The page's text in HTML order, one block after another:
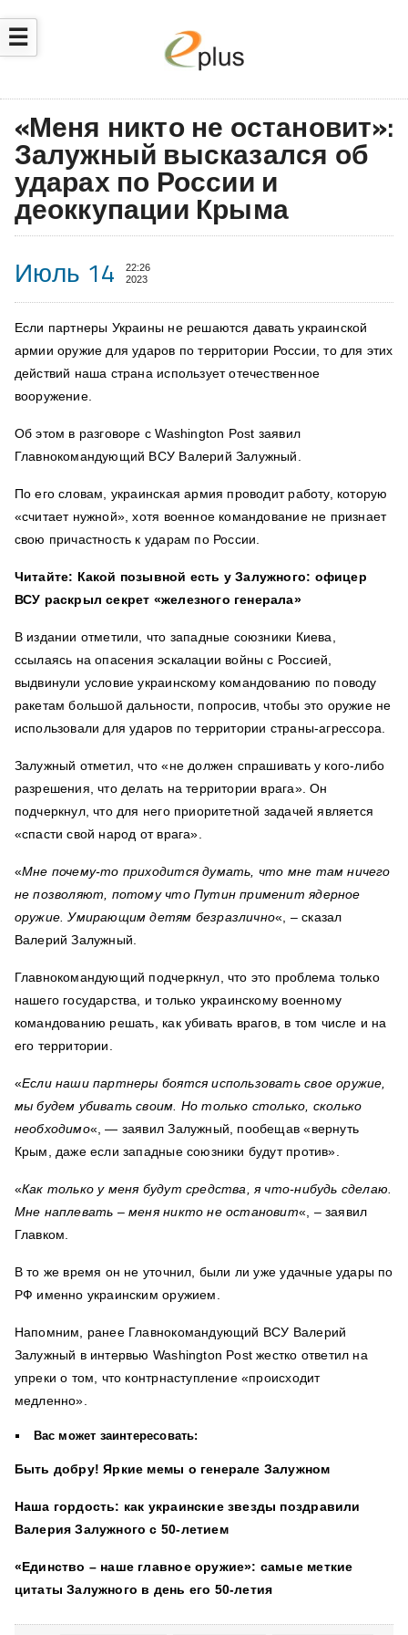
☰
«Меня никто не остановит»:
Залужный высказался об
ударах по России и
деоккупации Крыма
Июль 14
22:26
2023
Если партнеры Украины не решаются давать украинской
армии оружие для ударов по территории России, то для этих
действий наша страна использует отечественное
вооружение.
Об этом в разговоре с Washington Post заявил
Главнокомандующий ВСУ Валерий Залужный.
По его словам, украинская армия проводит работу, которую
«считает нужной», хотя военное командование не признает
свою причастность к ударам по России.
Читайте: Какой позывной есть у Залужного: офицер
ВСУ раскрыл секрет «железного генерала»
В издании отметили, что западные союзники Киева,
ссылаясь на опасения эскалации войны с Россией,
выдвинули условие украинскому командованию по поводу
ракетам большой дальности, попросив, чтобы это оружие не
использовали для ударов по территории страны-агрессора.
Залужный отметил, что «не должен спрашивать у кого-либо
разрешения, что делать на территории врага». Он
подчеркнул, что для него приоритетной задачей является
«спасти свой народ от врага».
«Мне почему-то приходится думать, что мне там ничего
не позволяют, потому что Путин применит ядерное
оружие. Умирающим детям безразлично«, – сказал
Валерий Залужный.
Главнокомандующий подчеркнул, что это проблема только
нашего государства, и только украинскому военному
командованию решать, как убивать врагов, в том числе и на
его территории.
«Если наши партнеры боятся использовать свое оружие,
мы будем убивать своим. Но только столько, сколько
необходимо«, — заявил Залужный, пообещав «вернуть
Крым, даже если западные союзники будут против».
«Как только у меня будут средства, я что-нибудь сделаю.
Мне наплевать – меня никто не остановит«, – заявил
Главком.
В то же время он не уточнил, были ли уже удачные удары по
РФ именно украинским оружием.
Напомним, ранее Главнокомандующий ВСУ Валерий
Залужный в интервью Washington Post жестко ответил на
упреки о том, что контрнаступление «происходит
медленно».
Вас может заинтересовать:
Быть добру! Яркие мемы о генерале Залужном
Наша гордость: как украинские звезды поздравили
Валерия Залужного с 50-летием
«Единство – наше главное оружие»: самые меткие
цитаты Залужного в день его 50-летия